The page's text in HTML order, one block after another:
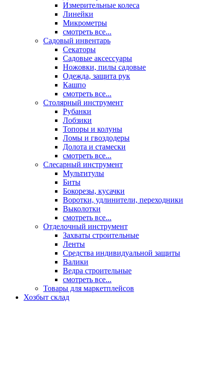
Измерительные колеса
Линейки
Микрометры
смотреть все...
Садовый инвентарь
Секаторы
Садовые аксессуары
Ножовки, пилы садовые
Одежда, защита рук
Кашпо
смотреть все...
Столярный инструмент
Рубанки
Лобзики
Топоры и колуны
Ломы и гвоздодеры
Долота и стамески
смотреть все...
Слесарный инструмент
Мультитулы
Биты
Бокорезы, кусачки
Воротки, удлинители, переходники
Выколотки
смотреть все...
Отделочный инструмент
Захваты строительные
Ленты
Средства индивидуальной защиты
Валики
Ведра строительные
смотреть все...
Товары для маркетплейсов
Хозбыт склад